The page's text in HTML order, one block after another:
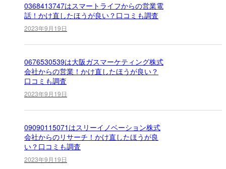
0368413747はスマートライフからの営業電
話！かけ直したほうが良い？口コミも調査
2023年9月19日
0676530539は大阪ガスマーケティング株式
会社からの営業！かけ直したほうが良い？
口コミも調査
2023年9月19日
09090115071はスリーイノベーション株式
会社からのリサーチ！かけ直したほうが良
い？口コミも調査
2023年9月19日